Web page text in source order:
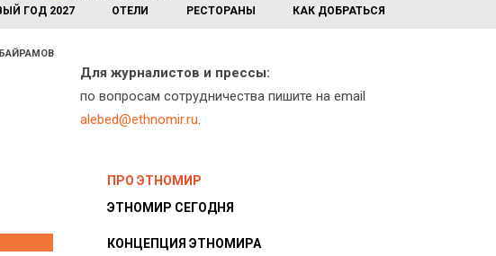
ГОД 2027 ОТЕЛИ РЕСТОРАНЫ КАК ДОБРАТЬСЯ
Для журналистов и прессы:
по вопросам сотрудничества пишите на email
alebed@ethnomir.ru.
ПРО ЭТНОМИР
ЭТНОМИР СЕГОДНЯ
КОНЦЕПЦИЯ ЭТНОМИРА